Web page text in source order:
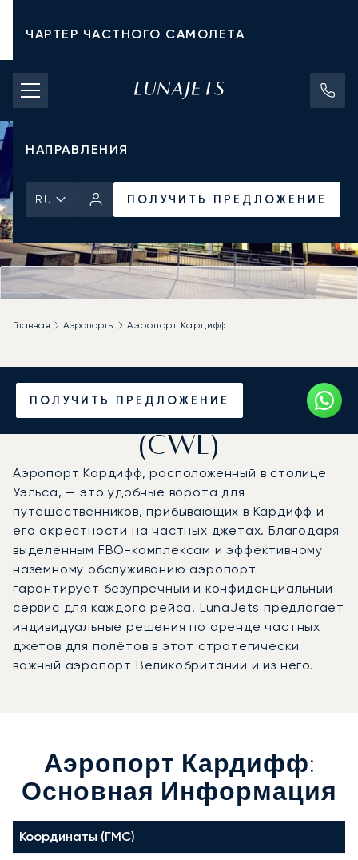
ЧАРТЕР ЧАСТНОГО САМОЛЕТА
СТОИМОСТЬ ЧАРТЕРА
ЧАСТНЫЕ САМОЛЕТЫ
НАПРАВЛЕНИЯ
RU ПОЛУЧИТЬ ПРЕДЛОЖЕНИЕ
ПОЛУЧИТЬ ПРЕДЛОЖЕНИЕ
Главная Аэропорты Аэропорт Кардифф
Частный джет в
аэропорт Кардифф
(CWL)
Аэропорт Кардифф, расположенный в столице
Уэльса, — это удобные ворота для
путешественников, прибывающих в Кардифф и
его окрестности на частных джетах. Благодаря
выделенным FBO-комплексам и эффективному
наземному обслуживанию аэропорт
гарантирует безупречный и конфиденциальный
сервис для каждого рейса. LunaJets предлагает
индивидуальные решения по аренде частных
джетов для полётов в этот стратегически
важный аэропорт Великобритании и из него.
Аэропорт Кардифф:
Основная Информация
Координаты (ГМС)